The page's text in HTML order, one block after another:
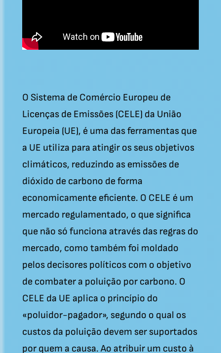
O Sistema de Comércio Europeu de
Licenças de Emissões (CELE) da União
Europeia (UE), é uma das ferramentas que
a UE utiliza para atingir os seus objetivos
climáticos, reduzindo as emissões de
dióxido de carbono de forma
economicamente eficiente. O CELE é um
mercado regulamentado, o que significa
que não só funciona através das regras do
mercado, como também foi moldado
pelos decisores políticos com o objetivo
de combater a poluição por carbono. O
CELE da UE aplica o princípio do
«poluidor-pagador», segundo o qual os
custos da poluição devem ser suportados
por quem a causa. Ao atribuir um custo à